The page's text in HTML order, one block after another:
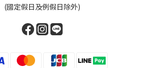
(國定假日及例假日除外)